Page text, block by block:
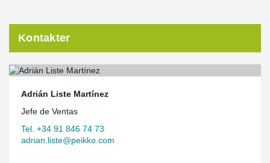
Kontakter
Adrián Liste Martínez
Jefe de Ventas
Tel. +34 91 846 74 73
adrian.liste@peikko.com